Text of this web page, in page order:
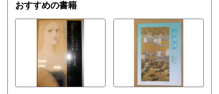
おすすめの書籍